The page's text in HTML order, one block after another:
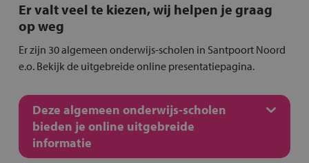
Er valt veel te kiezen, wij helpen je graag
op weg
Er zijn 30 algemeen onderwijs-scholen in Santpoort Noord
e.o. Bekijk de uitgebreide online presentatiepagina.
Deze algemeen onderwijs-scholen
bieden je online uitgebreide
informatie